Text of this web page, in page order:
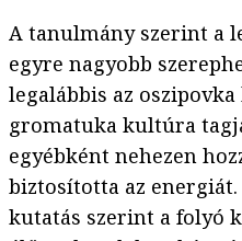
A tanulmány szerint a
egyre nagyobb
legalábbis az
gromatuka kultúra
egyébként nehezen
biztosította az
kutatás szerint a folyó